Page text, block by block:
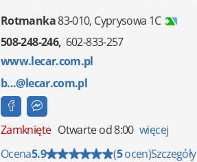
Rotmanka83-010, Cyprysowa 1C
508-248-246 602-833-257
www.lecar.com.pl
b...@lecar.com.pl
Zamknięte Otwarte od 8:00 więcej
Ocena5.9 (5ocen)Szczegóły